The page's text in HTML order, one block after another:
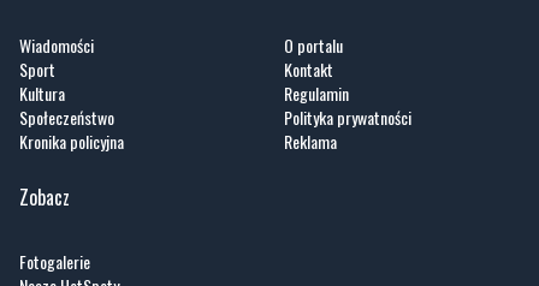
Wiadomości
Sport
Kultura
Społeczeństwo
Kronika policyjna
O portalu
Kontakt
Regulamin
Polityka prywatności
Reklama
Zobacz
Fotogalerie